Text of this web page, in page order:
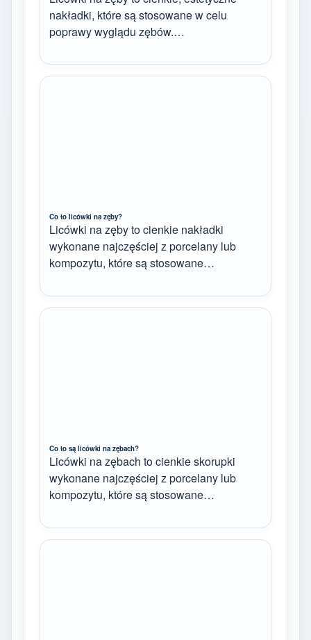
nakładki, które są stosowane w celu
poprawy wyglądu zębów.…
Co to licówki na zęby?
Licówki na zęby to cienkie nakładki
wykonane najczęściej z porcelany lub
kompozytu, które są stosowane…
Co to są licówki na zębach?
Licówki na zębach to cienkie skorupki
wykonane najczęściej z porcelany lub
kompozytu, które są stosowane…